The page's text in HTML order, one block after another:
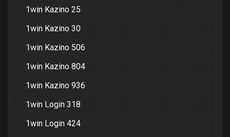
1win Kazino 25
1win Kazino 30
1win Kazino 506
1win Kazino 804
1win Kazino 936
1win Login 318
1win Login 424